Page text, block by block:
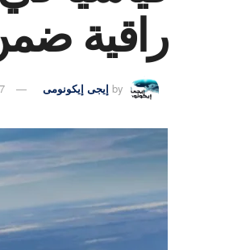
راقية
by إيجى إيكونومى 17